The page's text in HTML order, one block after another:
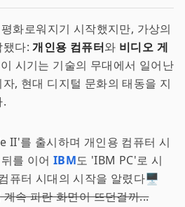
화로워지기 시작했지만, 가상의
됐다:개인용 컴퓨터와 비디오 게
시기는 기술의 무대에서 일어난
, 현대 디지털 문화의 태동을 지
II'를 출시하며 개인용 컴퓨터 시
를 이어 IBM도 'IBM PC'로 시
퓨터 시대의 시작을 알렸다🖥️
속 파란 화면이 뜨던걸까...